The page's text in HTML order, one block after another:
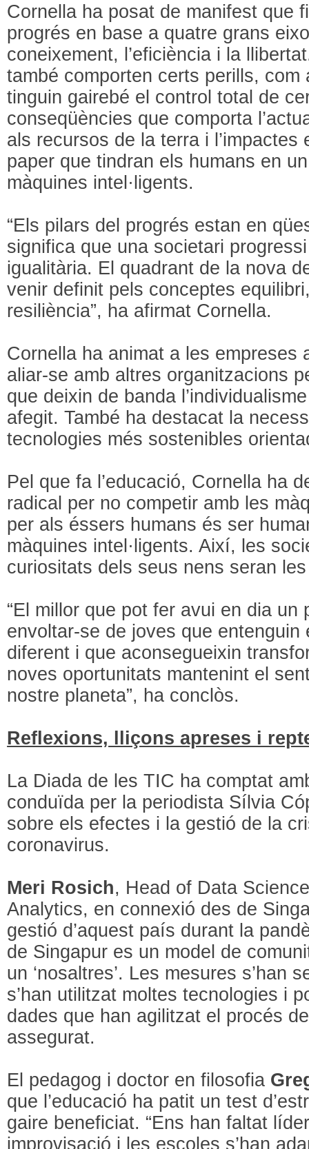
Cornella ha posat de manifest que
progrés en base a quatre grans
coneixement, l’eficiència i la
també comporten certs perills, com
tinguin gairebé el control total de
conseqüències que comporta
als recursos de la terra i
paper que tindran els humans en
màquines intel·ligents.
“Els pilars del progrés estan en
significa que una societari
igualitària. El quadrant de la nova
venir definit pels conceptes
resiliència”, ha afirmat Cornella.
Cornella ha animat a les empreses
aliar-se amb altres organitzacions
que deixin de banda
afegit. També ha destacat la
tecnologies més sostenibles
Pel que fa l’educació, Cornella ha
radical per no competir amb les
per als éssers humans és ser
màquines intel·ligents. Així, les
curiositats dels seus nens seran
“El millor que pot fer avui en dia un
envoltar-se de joves que entenguin
diferent i que aconsegueixin
noves oportunitats mantenint el
nostre planeta”, ha conclòs.
Reflexions, lliçons apreses i
La Diada de les TIC ha comptat
conduïda per la periodista Sílvia
sobre els efectes i la gestió de la
coronavirus.
Meri Rosich, Head of Data
Analytics, en connexió des de
gestió d’aquest país durant la
de Singapur es un model de
un ‘nosaltres’. Les mesures s’han
s’han utilitzat moltes tecnologies i
dades que han agilitzat el procés
assegurat.
El pedagog i doctor en filosofia
que l’educació ha patit un test
gaire beneficiat. “Ens han faltat
improvisació i les escoles s’han